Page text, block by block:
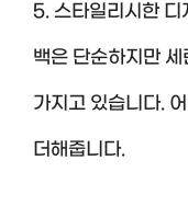
5. 스타일리시한 디
백은 단순하지만
가지고 있습니다.
더해줍니다.